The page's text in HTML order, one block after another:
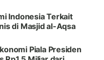
Indonesia Terkait
di Masjid al-Aqsa
Piala Presiden